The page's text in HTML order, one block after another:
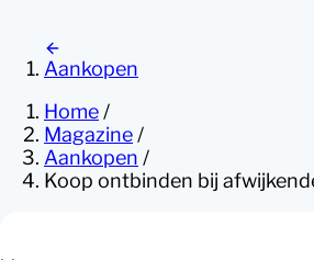
Aankopen
Home /
Magazine /
Aankopen /
Koop ontbinden bij